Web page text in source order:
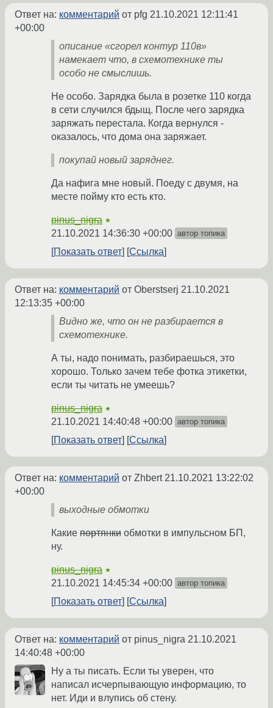
Ответ на: комментарий от pfg 21.10.2021 12:11:41
+00:00
описание «сгорел контур 110в»
намекает что, в схемотехнике ты
особо не смыслишь.
Не особо. Зарядка была в розетке 110 когда
в сети случился бдыщ. После чего зарядка
заряжать перестала. Когда вернулся -
оказалось, что дома она заряжает.
покупай новый заряднег.
Да нафига мне новый. Поеду с двумя, на
месте пойму кто есть кто.
pinus_nigra ★
21.10.2021 14:36:30 +00:00 автор топика
Показать ответ Ссылка
Ответ на: комментарий от Oberstserj 21.10.2021
12:13:35 +00:00
Видно же, что он не разбирается в
схемотехнике.
А ты, надо понимать, разбираешься, это
хорошо. Только зачем тебе фотка этикетки,
если ты читать не умеешь?
pinus_nigra ★
21.10.2021 14:40:48 +00:00 автор топика
Показать ответ Ссылка
Ответ на: комментарий от Zhbert21.10.2021 13:22:02
+00:00
выходные обмотки
Какие портянки обмотки в импульсном БП,
ну.
pinus_nigra ★
21.10.2021 14:45:34 +00:00 автор топика
Показать ответ Ссылка
Ответ на: комментарий от pinus_nigra 21.10.2021
14:40:48 +00:00
Ну а ты писать. Если ты уверен, что
написал исчерпывающую информацию, то
нет. Иди и влупись об стену.